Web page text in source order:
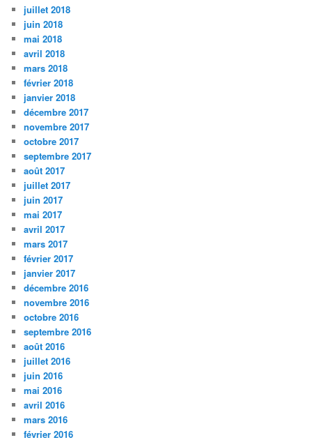
juillet 2018
juin 2018
mai 2018
avril 2018
mars 2018
février 2018
janvier 2018
décembre 2017
novembre 2017
octobre 2017
septembre 2017
août 2017
juillet 2017
juin 2017
mai 2017
avril 2017
mars 2017
février 2017
janvier 2017
décembre 2016
novembre 2016
octobre 2016
septembre 2016
août 2016
juillet 2016
juin 2016
mai 2016
avril 2016
mars 2016
février 2016